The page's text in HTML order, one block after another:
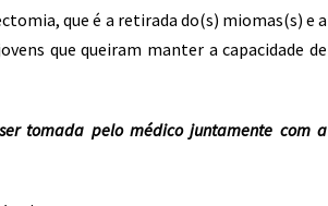
que é a retirada do(s) miomas(s) e a
que queiram manter a capacidade de
tomada pelo médico juntamente com a